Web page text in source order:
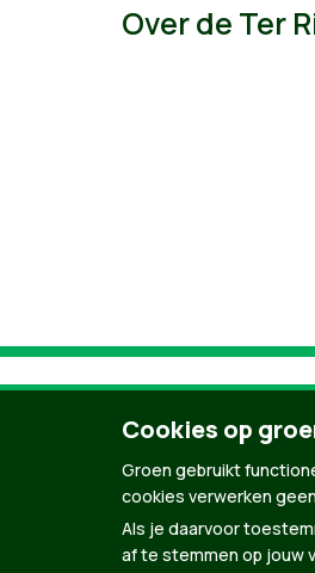
Over de Ter
Cookies op
Groen gebruikt
cookies verwerken
Als je daarvoor
af te stemmen op jouw